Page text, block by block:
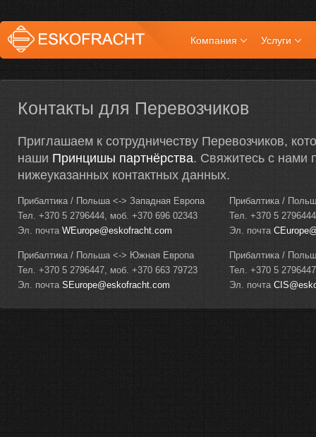
Компания Услуги
Контакты для Перевозчиков
Приглашаем к сотрудничеству Перевозчиков,
наши Принцишы партнёрства. Свяжитесь с нами
нижеуказанных контактных данных.
Прибалтика / Польша <-> Западная Европа
Тел. +370 5 2796444, моб. +370 696 02343
Эл. почта WEurope@eskofracht.com
Прибалтика /
Тел. +370 5
Эл. почта
Прибалтика / Польша <-> Южная Европа
Тел. +370 5 2796447, моб. +370 663 79723
Эл. почта SEurope@eskofracht.com
Прибалтика /
Тел. +370 5
Эл. почта